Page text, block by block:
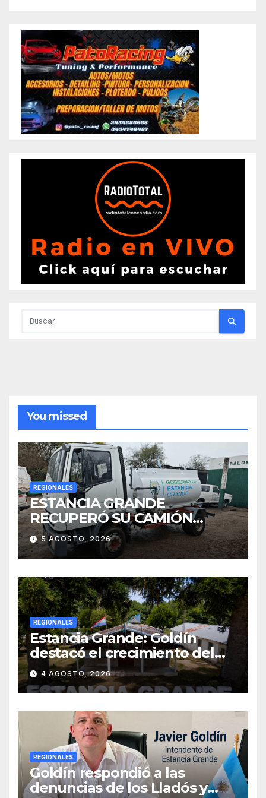
You missed
REGIONALES
ESTANCIA GRANDE
RECUPERÓ SU CAMIÓN
ATMOSFÉRICO Y MEJORARÁ
EL SERVICIO DE
SANEAMIENTO PARA LOS
VECINOS
5 AGOSTO, 2026
REGIONALES
Estancia Grande: Goldín
destacó el crecimiento del
municipio, anunció nuevas
obras y defendió su gestión
frente a las críticas
4 AGOSTO, 2026
REGIONALES
Goldín respondió a las
denuncias de los Lladós y